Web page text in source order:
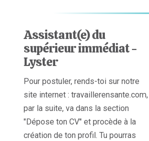
Assistant(e) du
supérieur immédiat -
Lyster
Pour postuler, rends-toi sur notre
site internet : travaillerensante.com,
par la suite, va dans la section
"Dépose ton CV" et procède à la
création de ton profil. Tu pourras